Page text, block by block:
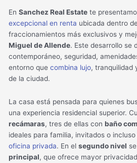
EnSanchez Real Estate te
excepcional en renta ubicada dentro
fraccionamientos más exclusivos y
Miguel de Allende. Este desarrollo se
contemporáneo, seguridad,
entorno quecombina lujo, tranquilidad
de la ciudad.
La casa está pensada para quienes
una experiencia residencial superior.
recámaras, tres de ellas conbaño
ideales para familia, invitados o
oficina privada. En elsegundo nivel
principal, que ofrece mayor